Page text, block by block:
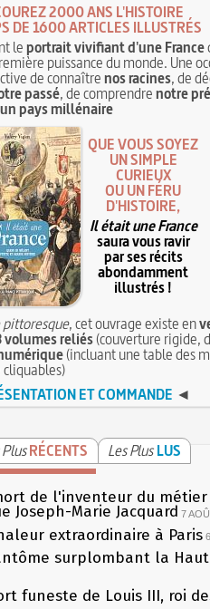
2000 ANS L'HISTOIRE
DE 1600 ARTICLES ILLUSTRÉS
leportrait vivifiant d'une France
puissance du monde. Une
de connaîtrenos racines, de
passé, de comprendrenotre
pays millénaire
QUE VOUS SOYEZ
UN SIMPLE
CURIEUX
OU UN FÉRU
D'HISTOIRE,
Il était une France
saura vous ravir
par ses récits
abondamment
illustrés !
pittoresque, cet ouvrage existe en
volumes reliés(couverture rigide,
(incluant une table des
ET COMMANDE ◄
RÉCENTS Les Plus LUS
de l'inventeur du
Joseph-Marie Jacquard 7
extraordinaire à Paris
surplombant la
funeste de Louis III, roi